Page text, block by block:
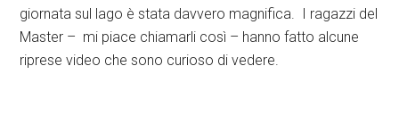
giornata sul lago è stata davvero magnifica. I ragazzi del
Master – mi piace chiamarli così – hanno fatto alcune
riprese video che sono curioso di vedere.